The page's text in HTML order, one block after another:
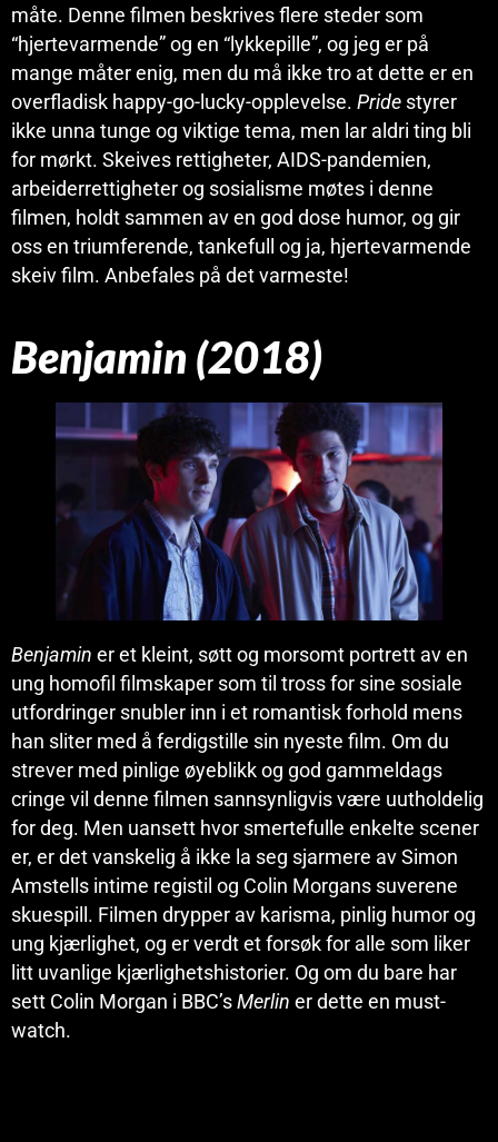
måte. Denne filmen beskrives flere steder som
“hjertevarmende” og en “lykkepille”, og jeg er på
mange måter enig, men du må ikke tro at dette er en
overfladisk happy-go-lucky-opplevelse. Pride styrer
ikke unna tunge og viktige tema, men lar aldri ting bli
for mørkt. Skeives rettigheter, AIDS-pandemien,
arbeiderrettigheter og sosialisme møtes i denne
filmen, holdt sammen av en god dose humor, og gir
oss en triumferende, tankefull og ja, hjertevarmende
skeiv film. Anbefales på det varmeste!
Benjamin (2018)
Benjamin er et kleint, søtt og morsomt portrett av en
ung homofil filmskaper som til tross for sine sosiale
utfordringer snubler inn i et romantisk forhold mens
han sliter med å ferdigstille sin nyeste film. Om du
strever med pinlige øyeblikk og god gammeldags
cringe vil denne filmen sannsynligvis være uutholdelig
for deg. Men uansett hvor smertefulle enkelte scener
er, er det vanskelig å ikke la seg sjarmere av Simon
Amstells intime registil og Colin Morgans suverene
skuespill. Filmen drypper av karisma, pinlig humor og
ung kjærlighet, og er verdt et forsøk for alle som liker
litt uvanlige kjærlighetshistorier. Og om du bare har
sett Colin Morgan i BBC’sMerlin er dette en must-
watch.